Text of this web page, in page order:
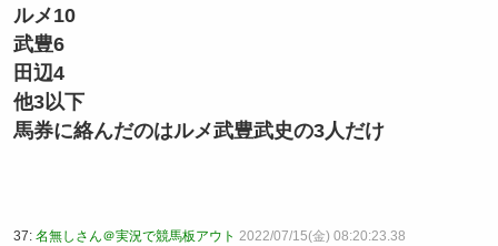
ルメ10
武豊6
田辺4
他3以下
馬券に絡んだのはルメ武豊武史の3人だけ
37: 名無しさん＠実況で競馬板アウト 2022/07/15(金) 08:20:23.38